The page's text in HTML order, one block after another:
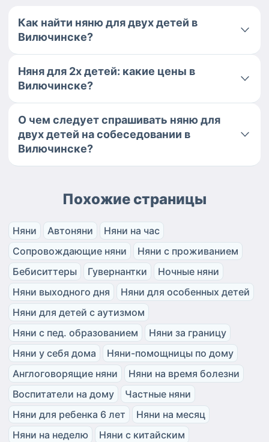
Как найти няню для двух детей в
Вилючинске?
Няня для 2х детей: какие цены в
Вилючинске?
О чем следует спрашивать няню для
двух детей на собеседовании в
Вилючинске?
Похожие страницы
Няни Автоняни
Няни на час
Сопровождающие няни
Няни с проживанием
Бебиситтеры
Гувернантки
Ночные няни
Няни выходного дня
Няни для особенных детей
Няни для детей с аутизмом
Няни с пед. образованием
Няни за границу
Няни у себя дома
Няни-помощницы по дому
Англоговорящие няни
Няни на время болезни
Воспитатели на дому
Частные няни
Няни для ребенка 6 лет
Няни на месяц
Няни на неделю
Няни с китайским